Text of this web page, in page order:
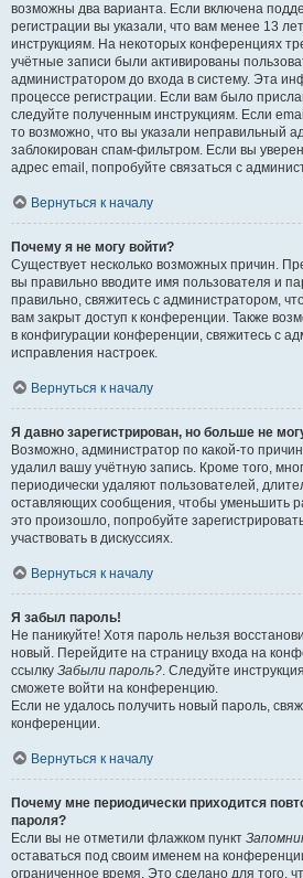
возможны два варианта. Если включена
регистрации вы указали, что вам менее 13
инструкциям. На некоторых конференциях
учётные записи были активированы
администратором до входа в систему. Эта
процессе регистрации. Если вам было
следуйте полученным инструкциям. Если
то возможно, что вы указали неправильный
заблокирован спам-фильтром. Если вы
адрес email, попробуйте связаться с
Вернуться к началу
Почему я не могу войти?
Существует несколько возможных причин.
вы правильно вводите имя пользователя и
правильно, свяжитесь с администратором,
вам закрыт доступ к конференции. Также
в конфигурации конференции, свяжитесь с
исправления настроек.
Вернуться к началу
Я давно зарегистрирован, но больше не
Возможно, администратор по какой-то
удалил вашу учётную запись. Кроме того,
периодически удаляют пользователей,
оставляющих сообщения, чтобы уменьшить
это произошло, попробуйте
участвовать в дискуссиях.
Вернуться к началу
Я забыл пароль!
Не паникуйте! Хотя пароль нельзя
новый. Перейдите на страницу входа на
ссылку Забыли пароль?. Следуйте
сможете войти на конференцию.
Если не удалось получить новый пароль,
конференции.
Вернуться к началу
Почему мне периодически приходится
пароля?
Если вы не отметили флажком пункт
оставаться под своим именем на
ограниченное время. Это сделано для того,